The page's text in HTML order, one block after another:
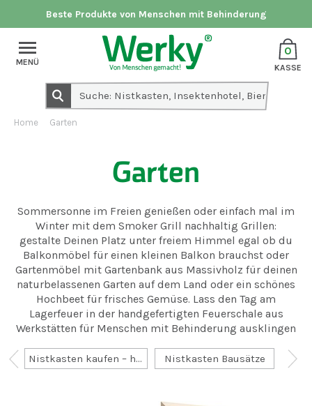
Beste Produkte von Menschen mit Behinderung
0
KASSE
MENÜ
Home Garten
Garten
Sommersonne im Freien genießen oder einfach mal im
Winter mit dem Smoker Grill nachhaltig Grillen:
gestalte Deinen Platz unter freiem Himmel egal ob du
Balkonmöbel für einen kleinen Balkon brauchst oder
Gartenmöbel mit Gartenbank aus Massivholz für deinen
naturbelassenen Garten auf dem Land oder ein schönes
Hochbeet für frisches Gemüse. Lass den Tag am
Lagerfeuer in der handgefertigten Feuerschale aus
Werkstätten für Menschen mit Behinderung ausklingen
Nistkasten kaufen – handgemacht & direkt aus sozialen Werkstätten Nistkasten Bausätze